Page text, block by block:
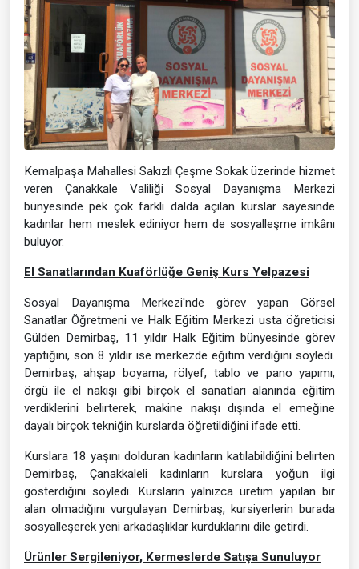
Kemalpaşa Mahallesi Sakızlı Çeşme Sokak üzerinde hizmet
veren Çanakkale Valiliği Sosyal Dayanışma Merkezi
bünyesinde pek çok farklı dalda açılan kurslar sayesinde
kadınlar hem meslek ediniyor hem de sosyalleşme imkânı
buluyor.
El Sanatlarından Kuaförlüğe Geniş Kurs Yelpazesi
Sosyal Dayanışma Merkezi'nde görev yapan Görsel
Sanatlar Öğretmeni ve Halk Eğitim Merkezi usta öğreticisi
Gülden Demirbaş, 11 yıldır Halk Eğitim bünyesinde görev
yaptığını, son 8 yıldır ise merkezde eğitim verdiğini söyledi.
Demirbaş, ahşap boyama, rölyef, tablo ve pano yapımı,
örgü ile el nakışı gibi birçok el sanatları alanında eğitim
verdiklerini belirterek, makine nakışı dışında el emeğine
dayalı birçok tekniğin kurslarda öğretildiğini ifade etti.
Kurslara 18 yaşını dolduran kadınların katılabildiğini belirten
Demirbaş, Çanakkaleli kadınların kurslara yoğun ilgi
gösterdiğini söyledi. Kursların yalnızca üretim yapılan bir
alan olmadığını vurgulayan Demirbaş, kursiyerlerin burada
sosyalleşerek yeni arkadaşlıklar kurduklarını dile getirdi.
Ürünler Sergileniyor, Kermeslerde Satışa Sunuluyor